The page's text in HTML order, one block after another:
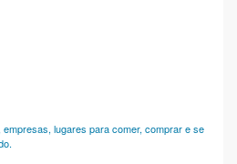
lugares para comer, comprar e se